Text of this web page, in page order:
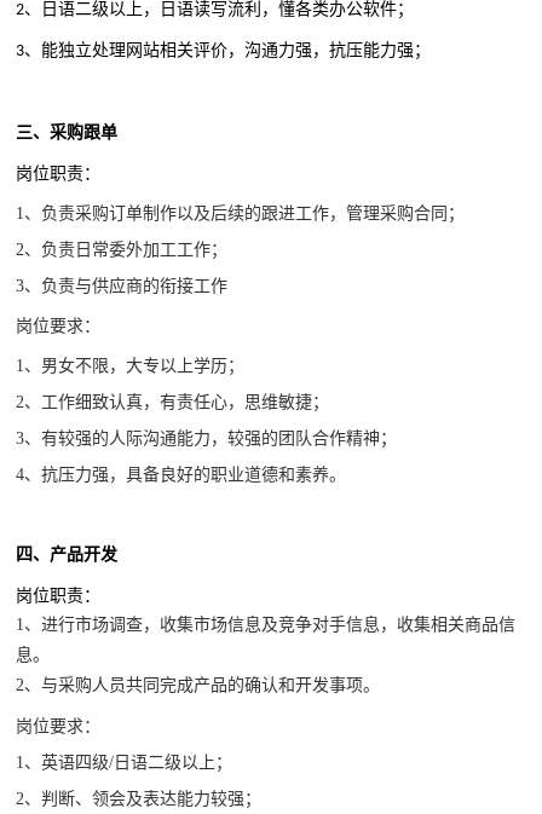
2、 日语二级以上，日语读写流利，懂各类办公软件；
3、 能独立处理网站相关评价，沟通力强，抗压能力强；
三、采购跟单
岗位职责：
1、 负责采购订单制作以及后续的跟进工作，管理采购合同；
2、 负责日常委外加工工作；
3、 负责与供应商的衔接工作
岗位要求：
1、 男女不限，大专以上学历；
2、 工作细致认真，有责任心，思维敏捷；
3、有较强的人际沟通能力，较强的团队合作精神；
4、抗压力强，具备良好的职业道德和素养。
四、产品开发
岗位职责：
1、进行市场调查，收集市场信息及竞争对手信息，收集相关商品信
息。
2、与采购人员共同完成产品的确认和开发事项。
岗位要求：
1、英语四级/ 日语二级以上；
2、判断、领会及表达能力较强；